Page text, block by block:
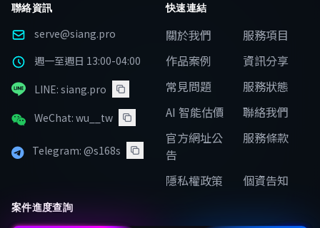
聯絡資訊
serve@siang.pro
週一至週日 13:00-04:00
LINE: siang.pro
WeChat: wu__tw
Telegram: @s168s
快速連結
關於我們
服務項目
作品案例
資訊分享
常見問題
服務狀態
AI 智能估價
聯絡我們
官方網址公
告
服務條款
隱私權政策 個資告知
案件進度查詢